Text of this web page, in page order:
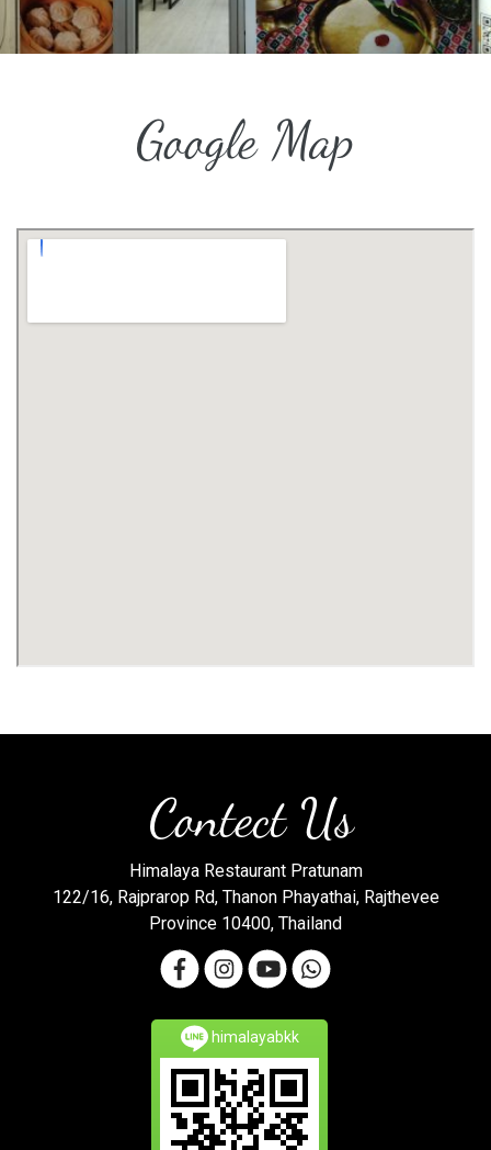
Google Map
Contect Us
Himalaya Restaurant Pratunam
122/16, Rajprarop Rd, Thanon Phayathai, Rajthevee
Province 10400, Thailand
himalayabkk